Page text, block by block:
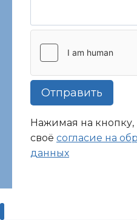
Отправить
Нажимая на
своё согласие на
данных